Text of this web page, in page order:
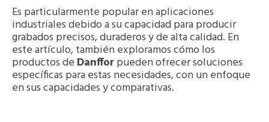
Es particularmente popular en aplicaciones
industriales debido a su capacidad para producir
grabados precisos, duraderos y de alta calidad. En
este artículo, también exploramos cómo los
productos de Danfforpueden ofrecer soluciones
específicas para estas necesidades, con un enfoque
en sus capacidades y comparativas.